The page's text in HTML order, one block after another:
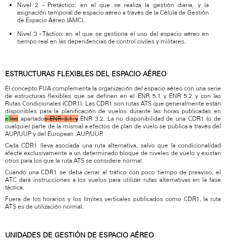
Nivel 2 - Pretáctico: en el que se realiza la gestión diaria, y la
asignación temporal de espacio aéreo a través de la Célula de Gestión
de Espacio Aéreo (AMC).
Nivel 3 - Táctico: en el que se gestiona el uso del espacio aéreo en
tiempo real en las dependencias de control civiles y militares.
ESTRUCTURAS FLEXIBLES DEL ESPACIO AÉREO
El concepto FUA complementa la organización del espacio aéreo con una serie
de estructuras flexibles que se definen en el ENR 5.1 y ENR 5.2 y con las
Rutas Condicionales (CDR1). Las CDR1 son rutas ATS que generalmente están
disponibles para la planificación de vuelos durante las horas publicadas en
ellos apartados ENR 3.1 yENR 3.2. La no disponibilidad de una CDR1 (o de
cualquier parte de la misma) a efectos de plan de vuelo se publica a través del
AUP/UUP y del European .AUP/UUP.
Cada CDR1 lleva asociada una ruta alternativa, salvo que la condicionalidad
afecte exclusivamente a un determinado bloque de niveles de vuelo y existan
otros para los que la ruta ATS se considere normal.
Cuando una CDR1 se deba cerrar al tráfico con poco tiempo de preaviso, el
ATC dará instrucciones a los vuelos para utilizar rutas alternativas en la fase
táctica.
Fuera de los horarios y los límites verticales publicados como CDR1, la ruta
ATS es de utilización normal.
UNIDADES DE GESTIÓN DE ESPACIO AÉREO